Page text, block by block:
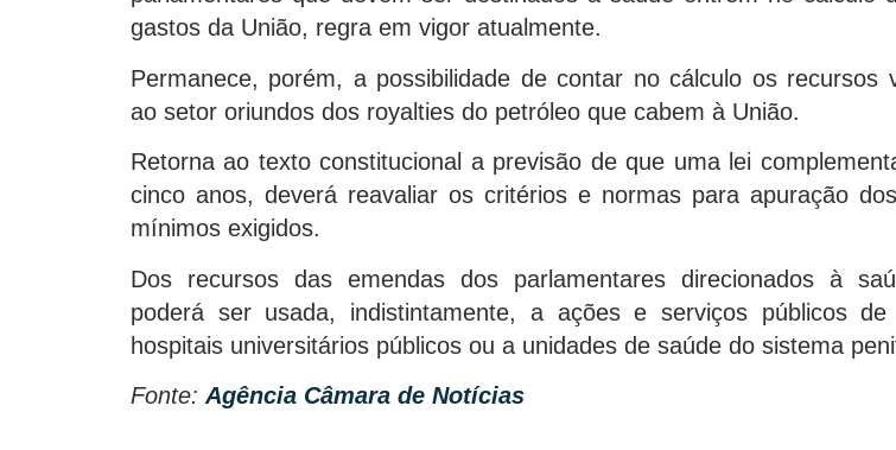
gastos da União, regra em vigor atualmente.
Permanece, porém, a possibilidade de contar no cálculo os recursos
ao setor oriundos dos royalties do petróleo que cabem à União.
Retorna ao texto constitucional a previsão de que uma lei
cinco anos, deverá reavaliar os critérios e normas para apuração
mínimos exigidos.
Dos recursos das emendas dos parlamentares direcionados à
poderá ser usada, indistintamente, a ações e serviços públicos
hospitais universitários públicos ou a unidades de saúde do sistema
Fonte: Agência Câmara de Notícias